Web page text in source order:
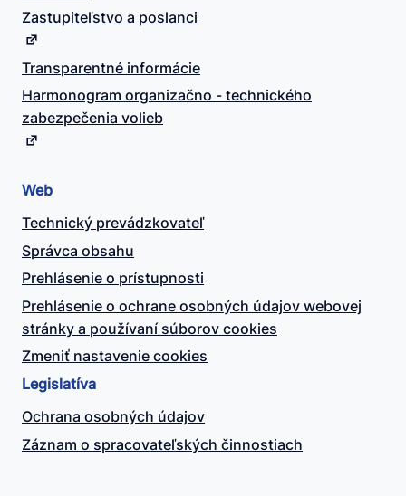
Zastupiteľstvo a poslanci
Transparentné informácie
Harmonogram organizačno - technického
zabezpečenia volieb
Web
Technický prevádzkovateľ
Správca obsahu
Prehlásenie o prístupnosti
Prehlásenie o ochrane osobných údajov webovej
stránky a používaní súborov cookies
Zmeniť nastavenie cookies
Legislatíva
Ochrana osobných údajov
Záznam o spracovateľských činnostiach